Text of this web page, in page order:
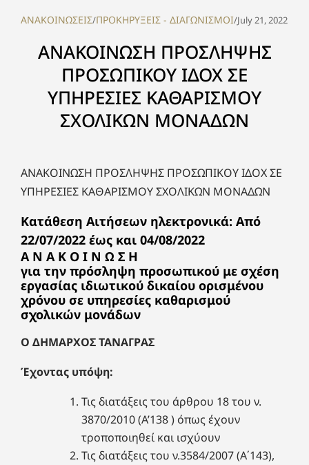
ΑΝΑΚΟΙΝΩΣΕΙΣ/ΠΡΟΚΗΡΥΞΕΙΣ - ΔΙΑΓΩΝΙΣΜΟΙ/July 21, 2022
ΑΝΑΚΟΙΝΩΣΗ ΠΡΟΣΛΗΨΗΣ
ΠΡΟΣΩΠΙΚΟΥ ΙΔΟΧ ΣΕ
ΥΠΗΡΕΣΙΕΣ ΚΑΘΑΡΙΣΜΟΥ
ΣΧΟΛΙΚΩΝ ΜΟΝΑΔΩΝ
ΑΝΑΚΟΙΝΩΣΗ ΠΡΟΣΛΗΨΗΣ ΠΡΟΣΩΠΙΚΟΥ ΙΔΟΧ ΣΕ
ΥΠΗΡΕΣΙΕΣ ΚΑΘΑΡΙΣΜΟΥ ΣΧΟΛΙΚΩΝ ΜΟΝΑΔΩΝ
Κατάθεση Αιτήσεων ηλεκτρονικά: Από
22/07/2022 έως και 04/08/2022
Α Ν Α Κ Ο Ι Ν Ω Σ Η
για την πρόσληψη προσωπικού με σχέση
εργασίας ιδιωτικού δικαίου ορισμένου
χρόνου σε υπηρεσίες καθαρισμού
σχολικών μονάδων
Ο ΔΗΜΑΡΧΟΣ ΤΑΝΑΓΡΑΣ
Έχοντας υπόψη:
Τις διατάξεις του άρθρου 18 του ν.
3870/2010 (Α’138 ) όπως έχουν
τροποποιηθεί και ισχύουν
Τις διατάξεις του ν.3584/2007 (Α΄143),